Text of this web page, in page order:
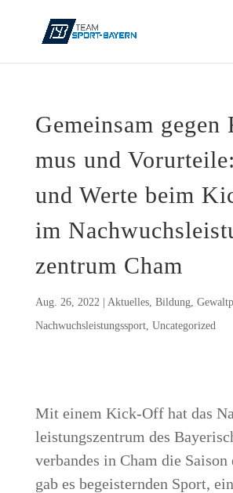
Gemein­sam gegen
mus und
und Wer­te beim
im
zen­trum Cham
Aug. 26, 2022| Aktuelles, Bildung,
Nachwuchsleistungssport, Uncategorized
Mit einem Kick-Off hat das
leis­tungs­zen­trum des
ver­ban­des in Cham die
gab es begeis­tern­den Sport,